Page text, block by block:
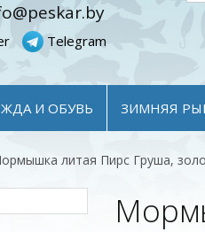
Telegram
И ОБУВЬ ЗИМНЯЯ
литая Пирс Груша,